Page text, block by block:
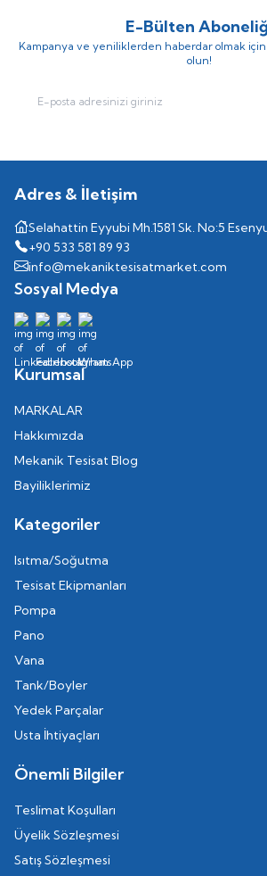
E-Bülten
Kampanya ve yeniliklerden haberdar olmak
olun!
Adres & İletişim
Selahattin Eyyubi Mh.1581 Sk. No:5
+90 533 581 89 93
info@mekaniktesisatmarket.com
Sosyal Medya
Kurumsal
MARKALAR
Hakkımızda
Mekanik Tesisat Blog
Bayiliklerimiz
Kategoriler
Isıtma/Soğutma
Tesisat Ekipmanları
Pompa
Pano
Vana
Tank/Boyler
Yedek Parçalar
Usta İhtiyaçları
Önemli Bilgiler
Teslimat Koşulları
Üyelik Sözleşmesi
Satış Sözleşmesi